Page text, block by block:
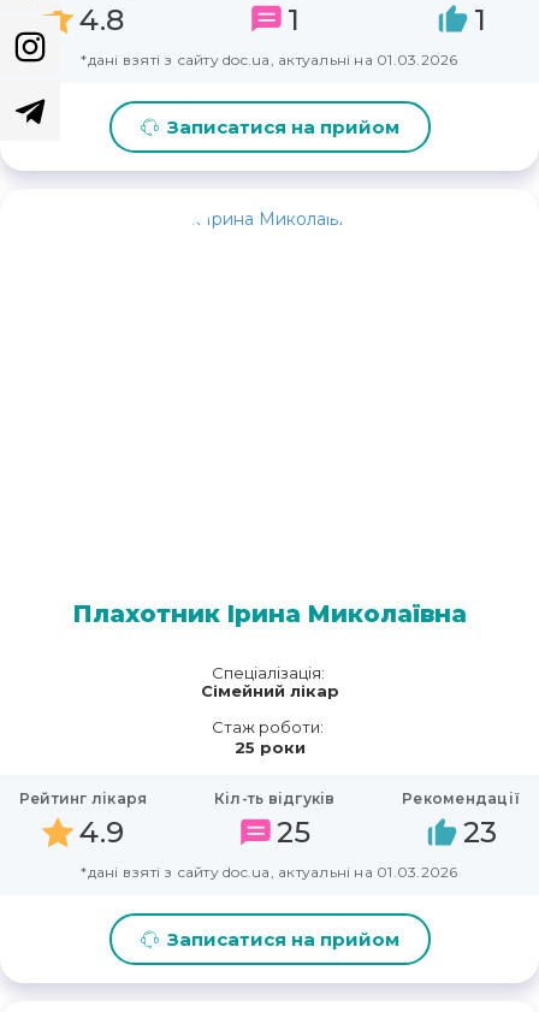
4.8 1 1
*дані взяті з сайту doc.ua, актуальні на 01.03.2026
Записатися на прийом
Плахотник Ірина Миколаївна
Спеціалізація:
Сімейний лікар
Стаж роботи:
25 роки
Рейтинг лікаря
4.9
Кіл-ть відгуків
25
Рекомендації
23
*дані взяті з сайту doc.ua, актуальні на 01.03.2026
Записатися на прийом